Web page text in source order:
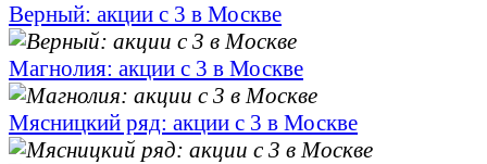
Верный: акции с 3 в Москве
Магнолия: акции с 3 в Москве
Мясницкий ряд: акции с 3 в Москве